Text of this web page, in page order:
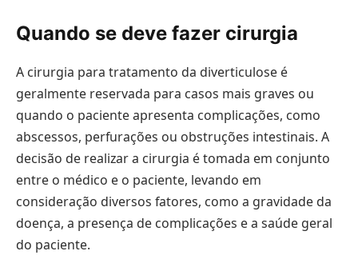
Quando se deve fazer cirurgia
A cirurgia para tratamento da diverticulose é
geralmente reservada para casos mais graves ou
quando o paciente apresenta complicações, como
abscessos, perfurações ou obstruções intestinais. A
decisão de realizar a cirurgia é tomada em conjunto
entre o médico e o paciente, levando em
consideração diversos fatores, como a gravidade da
doença, a presença de complicações e a saúde geral
do paciente.